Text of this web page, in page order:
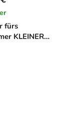
fürs
KLEINER